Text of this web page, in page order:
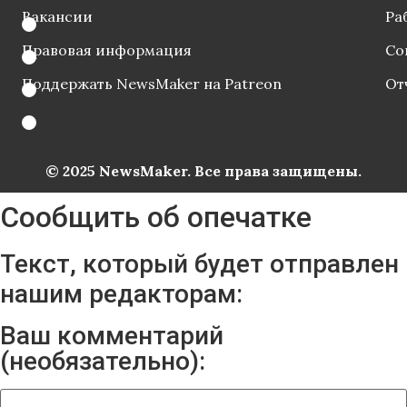
Вакансии
Правовая информация
Поддержать NewsMaker на Patreon
© 2025 NewsMaker. Все права защищены.
Сообщить об опечатке
Текст, который будет отправлен
нашим редакторам:
Ваш комментарий
(необязательно):